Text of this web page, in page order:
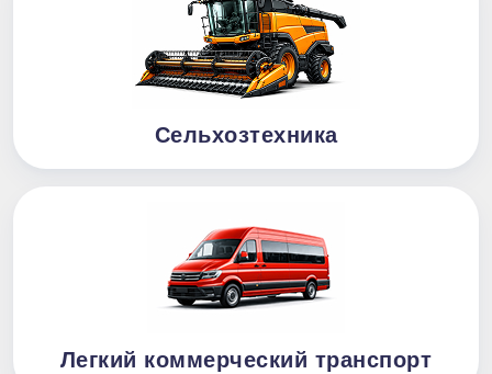
Сельхозтехника
Легкий коммерческий транспорт